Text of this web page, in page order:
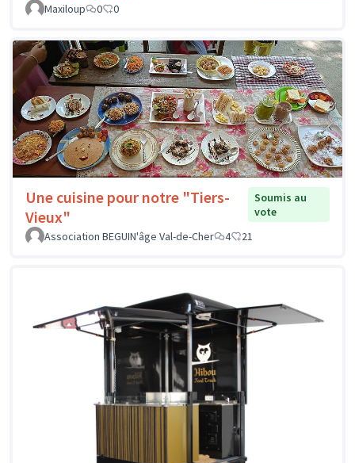
Maxiloup
0 0
Une cuisine pour notre "Tiers-
Vieux"
Soumis au
vote
Association BEGUIN'âge Val-de-Cher
4 21